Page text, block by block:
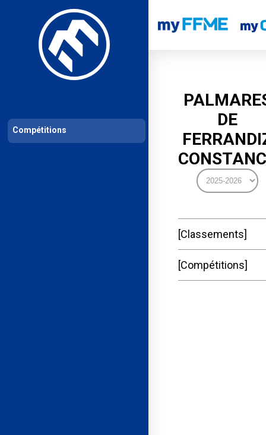
Les compétitions Calendrier de compétitions Classements
DE
Classements
Compétitions
Compétitions